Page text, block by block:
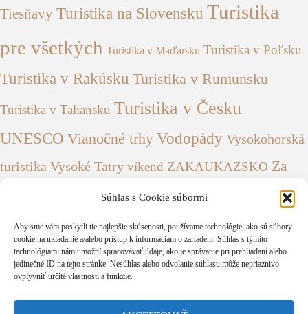
Súhlas s Cookie súbormi
Aby sme vám poskytli tie najlepšie skúsenosti, používame technológie, ako sú súbory
cookie na ukladanie a/alebo prístup k informáciám o zariadení. Súhlas s týmito
technológiami nám umožní spracovávať údaje, ako je správanie pri prehliadaní alebo
jedinečné ID na tejto stránke. Nesúhlas alebo odvolanie súhlasu môže nepriaznivo
ovplyvniť určité vlastnosti a funkcie.
Tiesňavy Turistika na Slovensku Turistika
pre všetkých Turistika v Maďarsku Turistika v Poľsku
Turistika v Rakúsku Turistika v Rumunsku
Turistika v Taliansku Turistika v Česku
UNESCO Vianočné trhy Vodopády Vysokohorská
turistika Vysoké Tatry víkend ZAKAUKAZSKO Za
Česko Český Krumlov ČIERNA HORA
ŠUMAVA